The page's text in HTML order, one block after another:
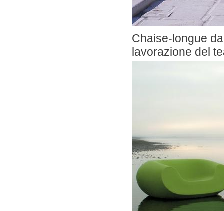
Chaise-longue
lavorazione del